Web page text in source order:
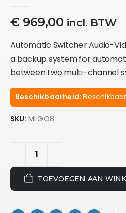
€969,00 incl. BTW
Automatic Switcher Audio-
a backup system for
between two multi-channel
Beschikbaarheid:
SKU: MLGO8
TOEVOEGEN AAN